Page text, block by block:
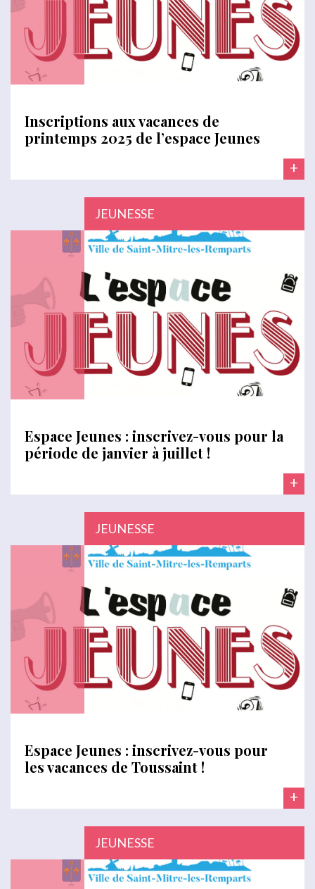
Inscriptions aux vacances de
printemps 2025 de l’espace Jeunes
+
JEUNESSE
Espace Jeunes : inscrivez-vous pour la
période de janvier à juillet !
+
JEUNESSE
Espace Jeunes : inscrivez-vous pour
les vacances de Toussaint !
+
JEUNESSE